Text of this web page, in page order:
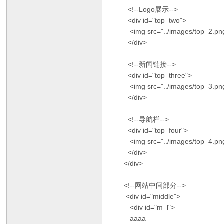
<!--Logo展示-->
<div id="top_two">
<img src="../images/
</div>
<!--新闻链接-->
<div id="top_three">
<img src="../images/
</div>
<!--导航栏-->
<div id="top_four">
<img src="../images/
</div>
</div>
<!--网站中间部分-->
<div id="middle">
<div id="m_l">
aaaa